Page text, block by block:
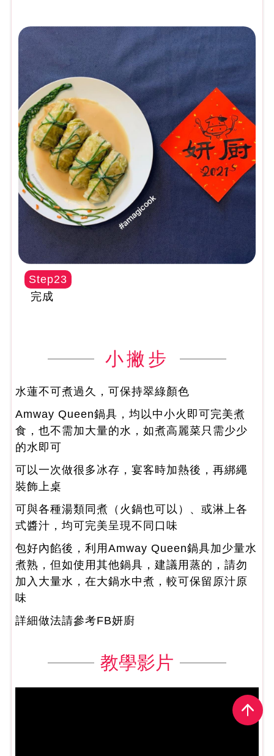
Step23
完成
小撇步
水蓮不可煮過久，可保持翠綠顏色
Amway Queen鍋具，均以中小火即可完美煮
食，也不需加大量的水，如煮高麗菜只需少少
的水即可
可以一次做很多冰存，宴客時加熱後，再綁繩
裝飾上桌
可與各種湯類同煮（火鍋也可以）、或淋上各
式醬汁，均可完美呈現不同口味
包好內餡後，利用Amway Queen鍋具加少量水
煮熟，但如使用其他鍋具，建議用蒸的，請勿
加入大量水，在大鍋水中煮，較可保留原汁原
味
詳細做法請參考FB妍廚
教學影片